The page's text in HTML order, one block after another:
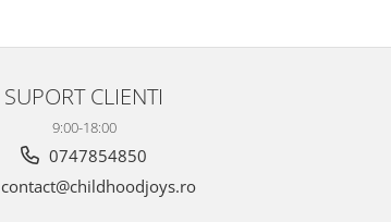
SUPORT CLIENTI
9:00-18:00
0747854850
contact@childhoodjoys.ro